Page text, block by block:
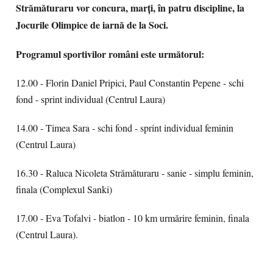
Strămăturaru vor concura, marţi, în patru discipline, la
Jocurile Olimpice de iarnă de la Soci.
Programul sportivilor români este următorul:
12.00 - Florin Daniel Pripici, Paul Constantin Pepene - schi
fond - sprint individual (Centrul Laura)
14.00 - Timea Sara - schi fond - sprint individual feminin
(Centrul Laura)
16.30 - Raluca Nicoleta Strămăturaru - sanie - simplu feminin,
finala (Complexul Sanki)
17.00 - Eva Tofalvi - biatlon - 10 km urmărire feminin, finala
(Centrul Laura).